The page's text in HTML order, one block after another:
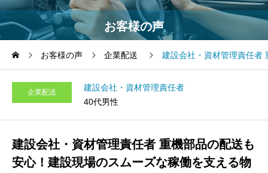
お客様の声
お客様の声 企業配送 建設会社・資材管理責任者
企業配送
建設会社・資材管理責任者
40代男性
建設会社・資材管理責任者 重機部品の配送も
安心！建設現場のスムーズな稼働を支える物